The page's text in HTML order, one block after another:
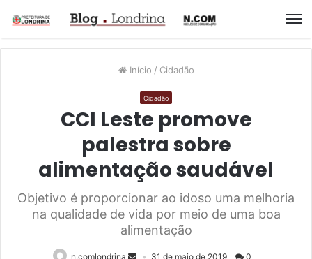
Início / Cidadão
Cidadão
CCI Leste promove
palestra sobre
alimentação saudável
Objetivo é proporcionar ao idoso uma melhoria
na qualidade de vida por meio de uma boa
alimentação
n.comlondrina 31 de maio de 2019 0